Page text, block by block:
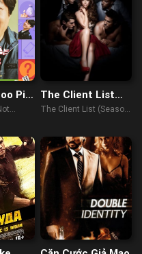
Pil
The Client List
(Phần 2)
The Client List (Season